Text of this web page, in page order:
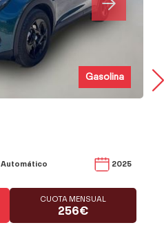
Gasolina
Automático 2025
CUOTA MENSUAL
256€